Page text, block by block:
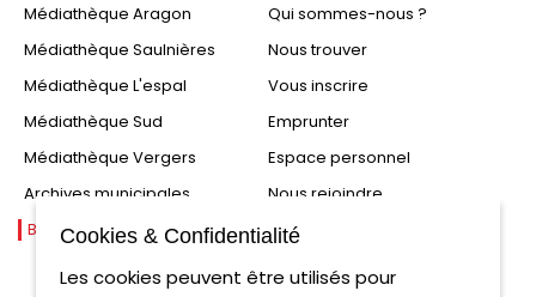
Médiathèque Aragon
Médiathèque Saulnières
Médiathèque L'espal
Médiathèque Sud
Médiathèque Vergers
Archives municipales
Bibliothèques partenaires
Qui sommes-nous ?
Nous trouver
Vous inscrire
Emprunter
Espace personnel
Nous rejoindre
FAQ
Cookies & Confidentialité
Les cookies peuvent être utilisés pour